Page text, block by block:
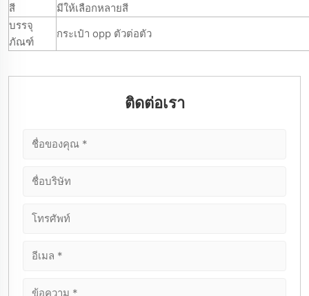
สี
มีให้เลือกหลายสี
บรรจุ
ภัณฑ์
กระเป๋า opp ตัวต่อตัว
ติดต่อเรา